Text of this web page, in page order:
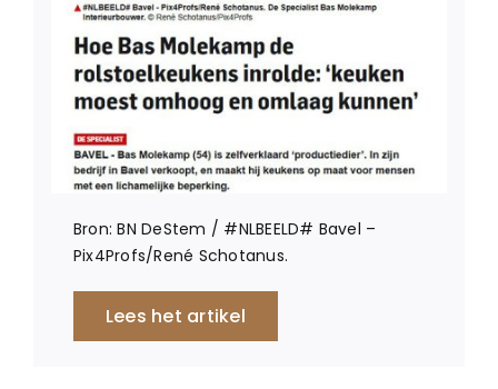
Bron: BN DeStem / #NLBEELD# Bavel –
Pix4Profs/René Schotanus.
Lees het artikel